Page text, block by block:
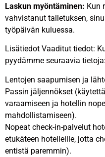
Laskun myöntäminen: Kun
vahvistanut talletuksen,
työpäivän kuluessa.
Lisätiedot Vaaditut tiedot:
pyydämme seuraavia tietoja:
Lentojen saapumisen ja
Passin jäljennökset
varaamiseen ja hotellin
mahdollistamiseen).
Nopeat check-in-palvelut
etukäteen hotelleille, jotta
entistä paremmin).